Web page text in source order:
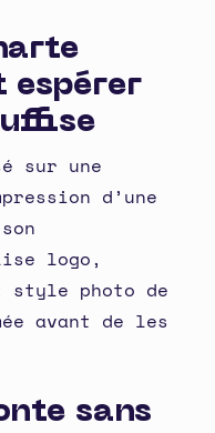
sur une
d’une
logo,
style photo de
avant de les
sans